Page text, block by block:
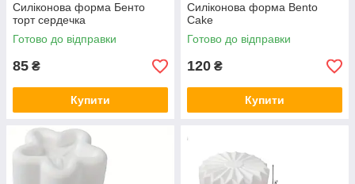
Силіконова форма Бенто
торт сердечка
Готово до відправки
85 ₴
Купити
Силіконова форма Bento
Cake
Готово до відправки
120 ₴
Купити